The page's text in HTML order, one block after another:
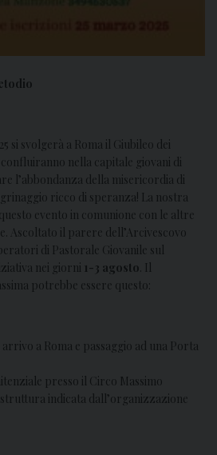
si svolgerà a Roma il Giubileo dei
nella capitale giovani di
l’abbondanza della misericordia di
ricco di speranza! La nostra
evento in comunione con le altre
Ascoltato il parere dell’Arcivescovo
di Pastorale Giovanile sul
nei giorni 1-3 agosto . Il
potrebbe essere questo:
a Roma e passaggio ad una Porta
presso il Circo Massimo
indicata dall’organizzazione